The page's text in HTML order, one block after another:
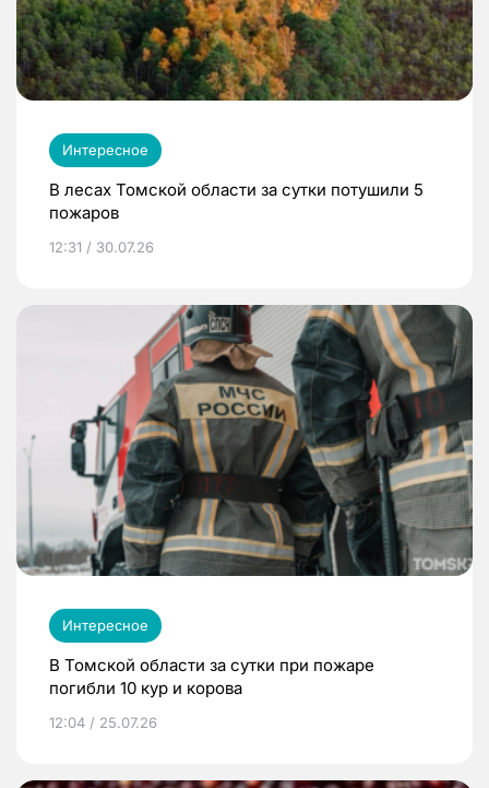
Интересное
В лесах Томской области за сутки потушили 5
пожаров
12:31 / 30.07.26
Интересное
В Томской области за сутки при пожаре
погибли 10 кур и корова
12:04 / 25.07.26